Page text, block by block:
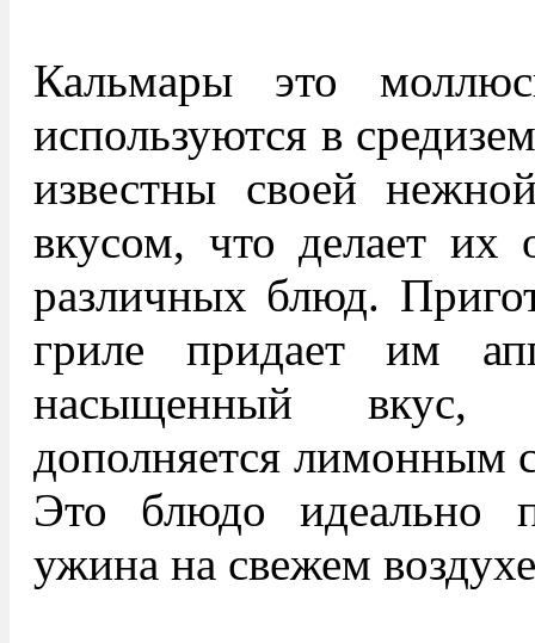
Кальмары это
используются в
известны своей
вкусом, что делает их
различных блюд.
гриле придает им
насыщенный вкус,
дополняется лимонным
Это блюдо идеально
ужина на свежем